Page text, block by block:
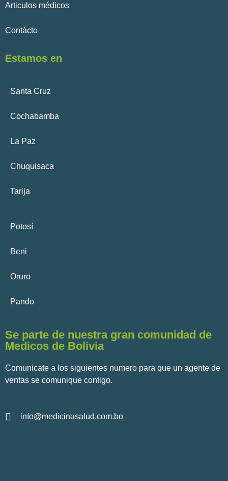
Articulos médicos
Contácto
Estamos en
Santa Cruz
Cochabamba
La Paz
Chuquisaca
Tarija
Potosí
Beni
Oruro
Pando
Se parte de nuestra gran comunidad de
Medicos de Bolivia
Comunicate a los siguientes numero para que un agente de
ventas se comunique contigo.
info@medicinasalud.com.bo